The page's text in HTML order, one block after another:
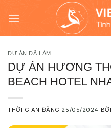
đến
DỰ ÁN ĐÃ LÀM
DỰ ÁN HƯƠNG
BEACH HOTEL
THỜI GIAN ĐĂNG 25/05/2024 BỞI